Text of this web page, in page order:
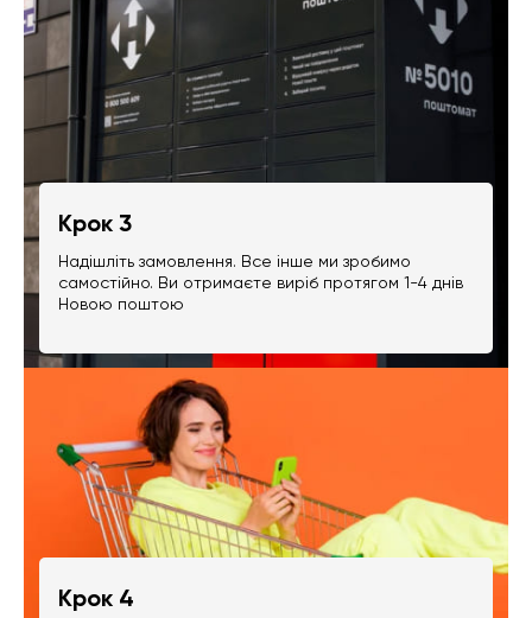
Крок 3
Надішліть замовлення. Все інше ми зробимо
самостійно. Ви отримаєте виріб протягом 1-4 днів
Новою поштою
Крок 4